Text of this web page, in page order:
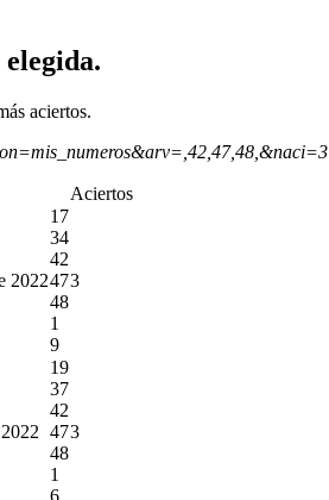
aciertos.
Aciertos
2022
17
34
42
47
48
1
9
3
19
37
42
47
48
1
6
3